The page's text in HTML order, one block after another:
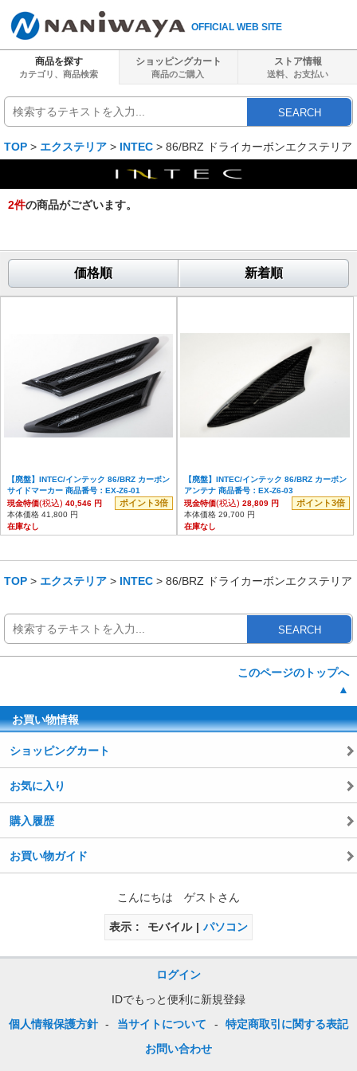
OFFICIAL WEB SITE
商品を探す
カテゴリ、商品検索
ショッピングカート
商品のご購入
ストア情報
送料、 お支払い
SEARCH
TOP > エクステリア > INTEC > 86/BRZ ドライカーボンエクステリア
2件の商品がございます。
価格順 新着順
【廃盤】INTEC/インテック 86/BRZ カーボン
サイドマーカー 商品番号：EX-Z6-01
現金特価(税込) 40,546 円 ポイント3倍
本体価格 41,800 円
在庫なし
【廃盤】INTEC/インテック 86/BRZ カーボン
アンテナ 商品番号：EX-Z6-03
現金特価(税込) 28,809 円 ポイント3倍
本体価格 29,700 円
在庫なし
TOP > エクステリア > INTEC > 86/BRZ ドライカーボンエクステリア
SEARCH
このページのトップへ
▲
お買い物情報
ショッピングカート
お気に入り
購入履歴
お買い物ガイド
こんにちは ゲストさん
表示 モバイル パソコン
ログイン
IDでもっと便利に新規登録
個人情報保護方針 - 当サイトについて -
特定商取引に関する表記
お問い合わせ